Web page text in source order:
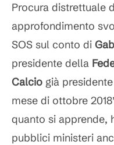
Procura distrettuale
approfondimento
SOS sul conto di
presidente della
Calcio già
mese di ottobre
quanto si apprende,
pubblici ministeri